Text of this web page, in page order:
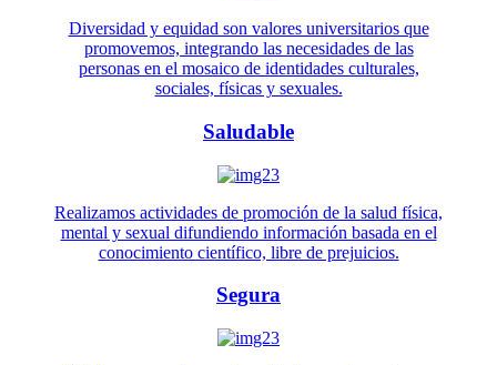
Diversidad y equidad son valores universitarios que
promovemos, integrando las necesidades de las
personas en el mosaico de identidades culturales,
sociales, físicas y sexuales.
Saludable
Realizamos actividades de promoción de la salud física,
mental y sexual difundiendo información basada en el
conocimiento científico, libre de prejuicios.
Segura